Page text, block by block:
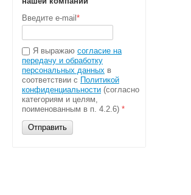
Введите e-mail *
Я выражаю согласие на
передачу и обработку
персональных данных в
соответствии с Политикой
конфиденциальности (согласно
категориям и целям,
поименованным в п. 4.2.6) *
Отправить